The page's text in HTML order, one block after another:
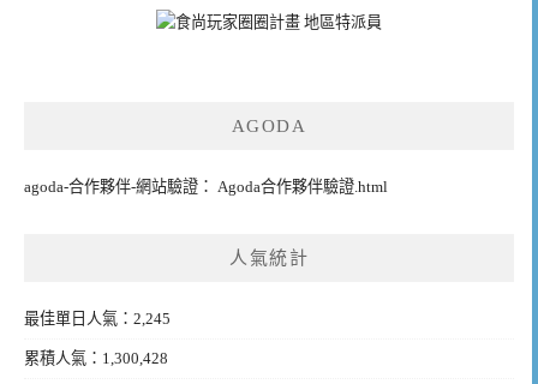
AGODA
agoda-合作夥伴-網站驗證： Agoda合作夥伴驗證.html
人氣統計
最佳單日人氣：2,245
累積人氣：1,300,428